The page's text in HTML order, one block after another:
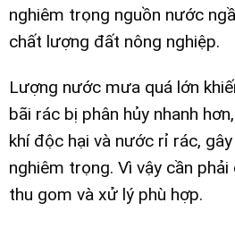
nghiêm trọng nguồn nước
chất lượng đất nông nghiệp.
Lượng nước mưa quá lớn
bãi rác bị phân hủy nhanh
khí độc hại và nước rỉ rác,
nghiêm trọng. Vì vậy cần
thu gom và xử lý phù hợp.